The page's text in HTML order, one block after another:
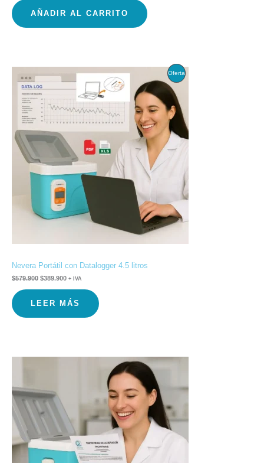
AÑADIR AL CARRITO
OfertaProducto
Nevera Portátil con Datalogger 4.5 litros
$579.900
precio
original
era:
$579.900.
$389.900
$389.900.
+ IVA
LEER MÁS